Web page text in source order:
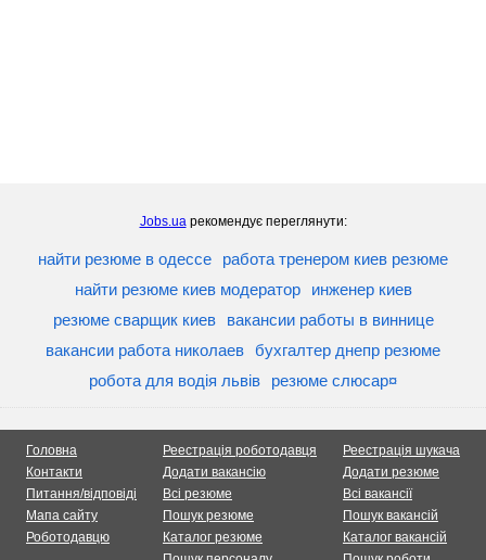
Jobs.uaрекомендує переглянути:
найти резюме в одессе
работа тренером киев резюме
найти резюме киев модератор
инженер киев
резюме сварщик киев
вакансии работы в виннице
вакансии работа николаев бухгалтер днепр резюме
робота для водія львів
резюме слюсар¤
Головна
Контакти
Питання/відповіді
Мапа сайту
Роботодавцю
Реестрація роботодавця
Додати вакансію
Всі резюме
Пошук резюме
Каталог резюме
Реестрація шукача
Додати резюме
Всі вакансії
Пошук вакансій
Каталог вакансій